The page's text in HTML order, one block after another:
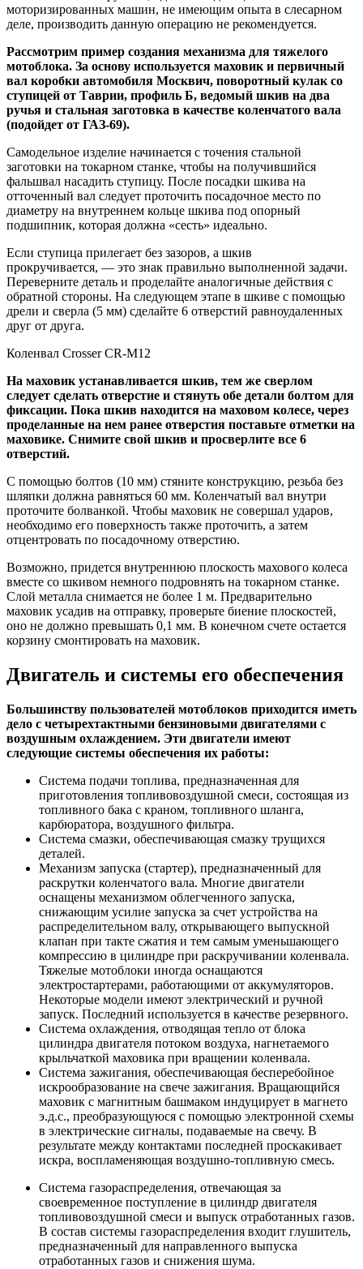
моторизированных машин, не имеющим опыта в слесарном
деле, производить данную операцию не рекомендуется.
Рассмотрим пример создания механизма для тяжелого
мотоблока. За основу используется маховик и первичный
вал коробки автомобиля Москвич, поворотный кулак со
ступицей от Таврии, профиль Б, ведомый шкив на два
ручья и стальная заготовка в качестве коленчатого вала
(подойдет от ГАЗ-69).
Самодельное изделие начинается с точения стальной
заготовки на токарном станке, чтобы на получившийся
фальшвал насадить ступицу. После посадки шкива на
отточенный вал следует проточить посадочное место по
диаметру на внутреннем кольце шкива под опорный
подшипник, которая должна «сесть» идеально.
Если ступица прилегает без зазоров, а шкив
прокручивается, — это знак правильно выполненной задачи.
Переверните деталь и проделайте аналогичные действия с
обратной стороны. На следующем этапе в шкиве с помощью
дрели и сверла (5 мм) сделайте 6 отверстий равноудаленных
друг от друга.
Коленвал Crosser CR-M12
На маховик устанавливается шкив, тем же сверлом
следует сделать отверстие и стянуть обе детали болтом для
фиксации. Пока шкив находится на маховом колесе, через
проделанные на нем ранее отверстия поставьте отметки на
маховике. Снимите свой шкив и просверлите все 6
отверстий.
С помощью болтов (10 мм) стяните конструкцию, резьба без
шляпки должна равняться 60 мм. Коленчатый вал внутри
проточите болванкой. Чтобы маховик не совершал ударов,
необходимо его поверхность также проточить, а затем
отцентровать по посадочному отверстию.
Возможно, придется внутреннюю плоскость махового колеса
вместе со шкивом немного подровнять на токарном станке.
Слой металла снимается не более 1 м. Предварительно
маховик усадив на отправку, проверьте биение плоскостей,
оно не должно превышать 0,1 мм. В конечном счете остается
корзину смонтировать на маховик.
Двигатель и системы его обеспечения
Большинству пользователей мотоблоков приходится иметь
дело с четырехтактными бензиновыми двигателями с
воздушным охлаждением. Эти двигатели имеют
следующие системы обеспечения их работы:
Система подачи топлива, предназначенная для
приготовления топливовоздушной смеси, состоящая из
топливного бака с краном, топливного шланга,
карбюратора, воздушного фильтра.
Система смазки, обеспечивающая смазку трущихся
деталей.
Механизм запуска (стартер), предназначенный для
раскрутки коленчатого вала. Многие двигатели
оснащены механизмом облегченного запуска,
снижающим усилие запуска за счет устройства на
распределительном валу, открывающего выпускной
клапан при такте сжатия и тем самым уменьшающего
компрессию в цилиндре при раскручивании коленвала.
Тяжелые мотоблоки иногда оснащаются
электростартерами, работающими от аккумуляторов.
Некоторые модели имеют электрический и ручной
запуск. Последний используется в качестве резервного.
Система охлаждения, отводящая тепло от блока
цилиндра двигателя потоком воздуха, нагнетаемого
крыльчаткой маховика при вращении коленвала.
Система зажигания, обеспечивающая бесперебойное
искрообразование на свече зажигания. Вращающийся
маховик с магнитным башмаком индуцирует в магнето
э.д.с., преобразующуюся с помощью электронной схемы
в электрические сигналы, подаваемые на свечу. В
результате между контактами последней проскакивает
искра, воспламеняющая воздушно-топливную смесь.
Система газораспределения, отвечающая за
своевременное поступление в цилиндр двигателя
топливовоздушной смеси и выпуск отработанных газов.
В состав системы газораспределения входит глушитель,
предназначенный для направленного выпуска
отработанных газов и снижения шума.